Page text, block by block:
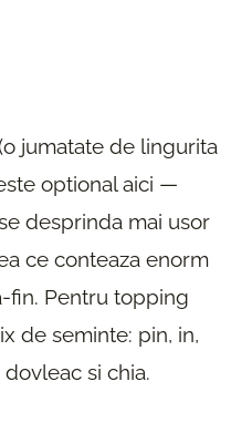
jumatate de lingurita
optional aici —
desprinda mai usor
ce conteaza enorm
fin. Pentru topping
de seminte: pin, in,
si chia.